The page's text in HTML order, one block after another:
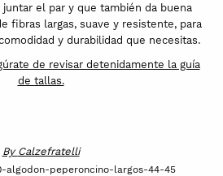
el par y que también da buena
fibras largas, suave y resistente, para
y durabilidad que necesitas.
de revisar detenidamente la guía
de tallas.
By Calzefratelli
algodon-peperoncino-largos-44-45